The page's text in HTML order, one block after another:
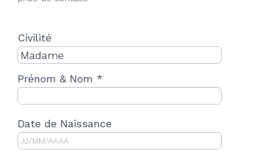
Civilité
Prénom & Nom *
Date de Naissance